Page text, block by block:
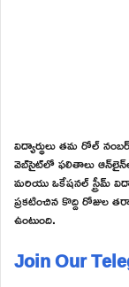
విద్యార్థులు తమ రోల్
వెబ్‌సైట్‌లో ఫలితాలు
మరియు ఒకేషనల్ స్ట్రీమ్
ప్రకటించిన కొద్ది రోజుల
ఉంటుంది.
Join Our